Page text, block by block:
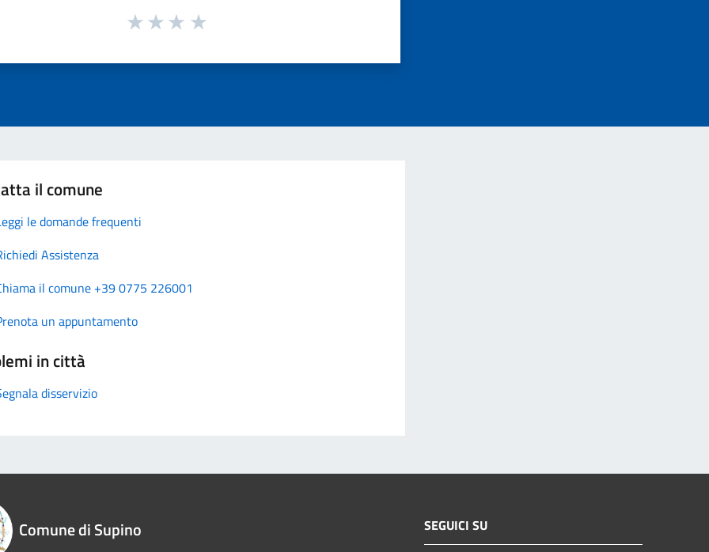
il comune
le domande frequenti
Assistenza
il comune +39 0775 226001
un appuntamento
in città
disservizio
Comune di Supino SEGUICI SU